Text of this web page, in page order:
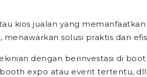
kios jualan yang
solusi praktis dan
dengan berinvestasi di
expo atau event tertentu,